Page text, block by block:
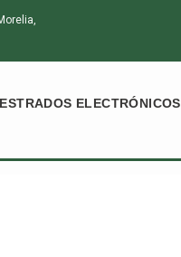
ESTRADOS ELECTRÓNICOS